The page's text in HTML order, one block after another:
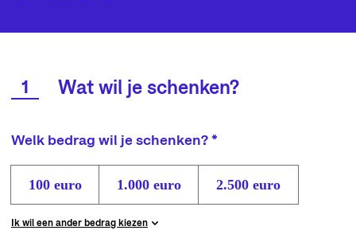
1 Wat wil je schenken?
Welk bedrag wil je schenken? *
100 euro 1.000 euro 2.500 euro
Ik wil een ander bedrag kiezen